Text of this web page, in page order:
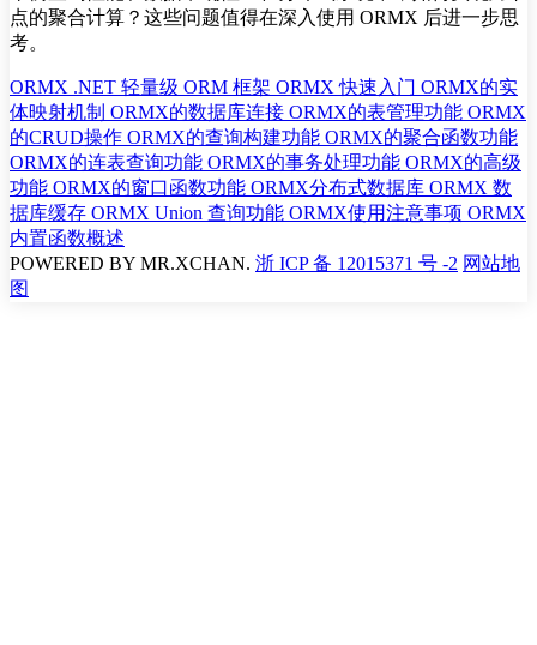
点的聚合计算？这些问题值得在深入使用 ORMX 后进一步思
考。
ORMX .NET 轻量级 ORM 框架 ORMX 快速入门 ORMX的实
体映射机制 ORMX的数据库连接 ORMX的表管理功能 ORMX
的CRUD操作 ORMX的查询构建功能 ORMX的聚合函数功能
ORMX的连表查询功能 ORMX的事务处理功能 ORMX的高级
功能 ORMX的窗口函数功能 ORMX分布式数据库 ORMX 数
据库缓存 ORMX Union 查询功能 ORMX使用注意事项 ORMX
内置函数概述
POWERED BY MR.XCHAN. 浙 ICP 备 12015371 号 -2 网站地
图